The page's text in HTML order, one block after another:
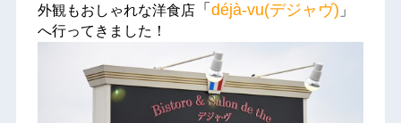
外観もおしゃれな洋食店「 déjà-vu(デジャヴ) 」
へ行ってきました！